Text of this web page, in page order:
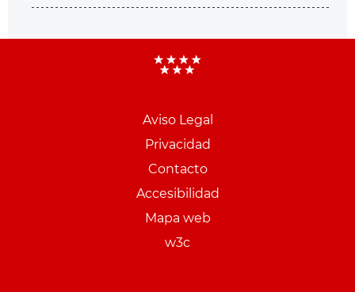
Aviso Legal
Privacidad
Contacto
Accesibilidad
Mapa web
w3c